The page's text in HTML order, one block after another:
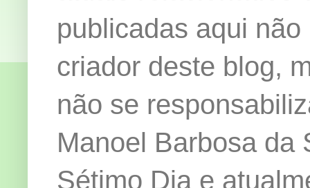
publicadas aqui
criador deste blog,
não se
Manoel Barbosa da
Sétimo Dia e